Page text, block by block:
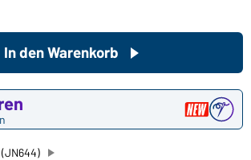
In den Warenkorb